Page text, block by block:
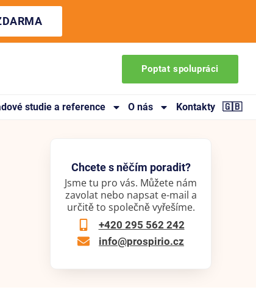
Poptat spolupráci
studie a reference O nás Kontakty 🇬🇧
Chcete s něčím poradit?
Jsme tu pro vás. Můžete nám
zavolat nebo napsat e-mail a
určitě to společně vyřešíme.
+420 295 562 242
info@prospirio.cz